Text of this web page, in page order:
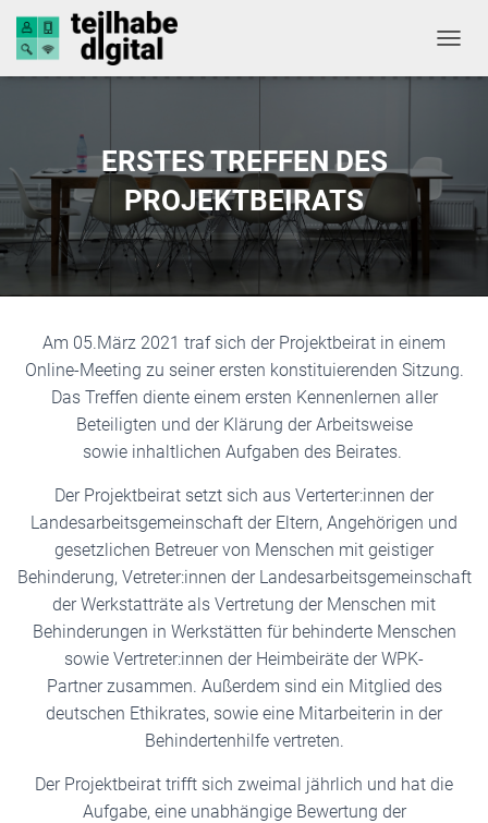
ERSTES TREFFEN DES
PROJEKTBEIRATS
Am 05.März 2021 traf sich der Projektbeirat in einem
Online-Meeting zu seiner ersten konstituierenden Sitzung.
Das Treffen diente einem ersten Kennenlernen aller
Beteiligten und der Klärung der Arbeitsweise
sowie inhaltlichen Aufgaben des Beirates.
Der Projektbeirat setzt sich aus Verterter:innen der
Landesarbeitsgemeinschaft der Eltern, Angehörigen und
gesetzlichen Betreuer von Menschen mit geistiger
Behinderung, Vetreter:innen der Landesarbeitsgemeinschaft
der Werkstatträte als Vertretung der Menschen mit
Behinderungen in Werkstätten für behinderte Menschen
sowie Vertreter:innen der Heimbeiräte der WPK-
Partner zusammen. Außerdem sind ein Mitglied des
deutschen Ethikrates, sowie eine Mitarbeiterin in der
Behindertenhilfe vertreten.
Der Projektbeirat trifft sich zweimal jährlich und hat die
Aufgabe, eine unabhängige Bewertung der